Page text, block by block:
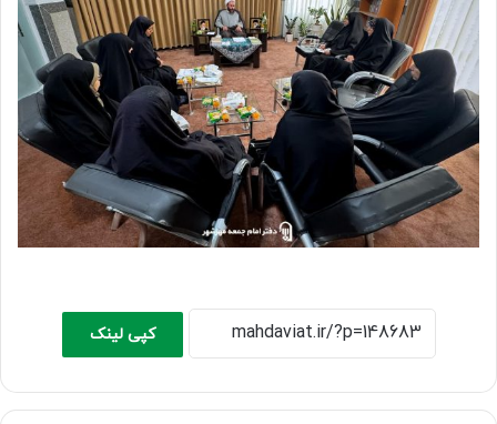
کپی لینک